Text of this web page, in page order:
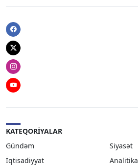
Facebook
Twitter
Instagram
Youtube
KATEQORIYALAR
Gündəm
Siyasət
İqtisadiyyat
Analitika